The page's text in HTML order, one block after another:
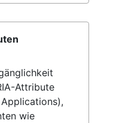
Attribute
wie